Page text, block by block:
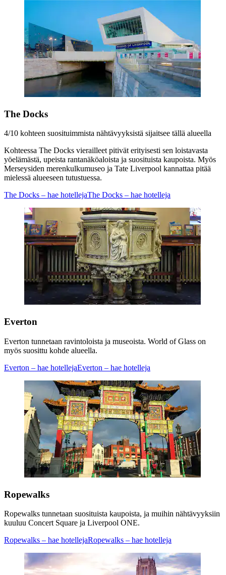
The Docks
4/10 kohteen suosituimmista nähtävyyksistä sijaitsee tällä alueella
Kohteessa The Docks vierailleet pitivät erityisesti sen loistavasta
yöelämästä, upeista rantanäköaloista ja suosituista kaupoista. Myös
Merseysiden merenkulkumuseo ja Tate Liverpool kannattaa pitää
mielessä alueeseen tutustuessa.
The Docks – hae hotellejaThe Docks – hae hotelleja
Everton
Everton tunnetaan ravintoloista ja museoista. World of Glass on
myös suosittu kohde alueella.
Everton – hae hotellejaEverton – hae hotelleja
Ropewalks
Ropewalks tunnetaan suosituista kaupoista, ja muihin nähtävyyksiin
kuuluu Concert Square ja Liverpool ONE.
Ropewalks – hae hotellejaRopewalks – hae hotelleja